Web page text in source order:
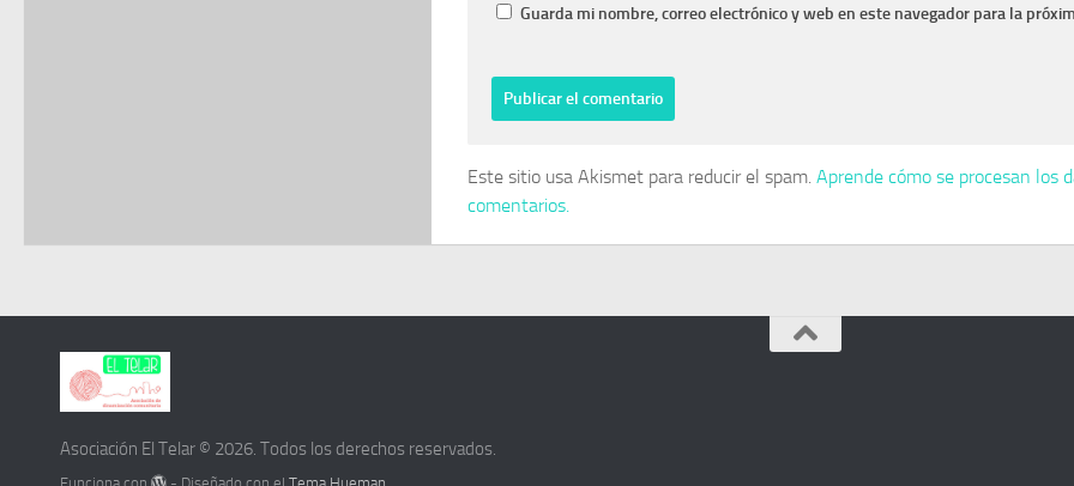
Guarda mi nombre, correo electrónico y web en este navegador para la
Este sitio usa Akismet para reducir el spam. Aprende cómo se procesan los
comentarios.
Asociación El Telar © 2026. Todos los derechos reservados.